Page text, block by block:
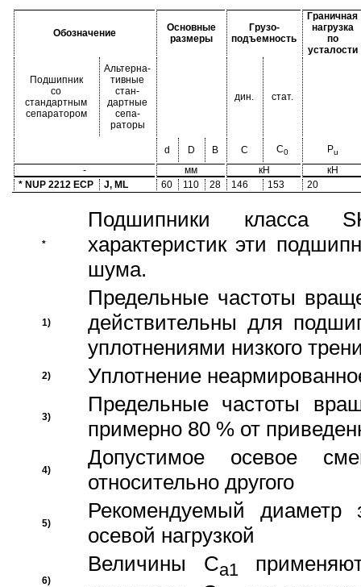
Обозначение
Основные
размеры
Грузо-
подъемность
Граничная
нагрузка
по
усталости
Подшипник
со
стандартным
сепаратором
Альтерна-
тивные
стан-
дартные
сепа-
раторы
дин. стат.
d D B C C0 Pu
- мм кН
кН
* NUP 2212 ECP
J, ML 60 110 28 146 153 20
*
Подшипники класса
характеристик эти
шума.
1)
Предельные частоты
действительны для
уплотнениями низкого
2) Уплотнение
3)
Предельные частоты
примерно 80 % от
4)
Допустимое осевое
относительно другого
5)
Рекомендуемый диаметр
осевой нагрузкой
6)
Величины Ca1